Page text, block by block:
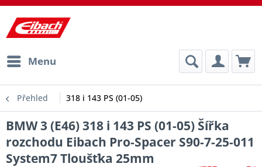
Menu
Přehled 318 i 143 PS (01-05)
BMW 3 (E46) 318 i 143 PS (01-05) Šířka
rozchodu Eibach Pro-Spacer S90-7-25-011
System7 Tloušťka 25mm